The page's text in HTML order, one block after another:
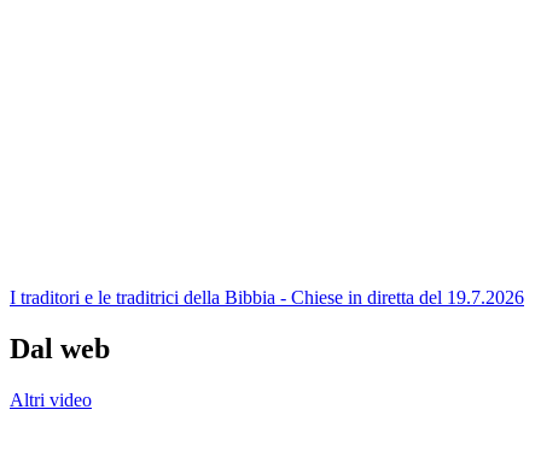
I traditori e le traditrici della Bibbia - Chiese in diretta del 19.7.2026
Dal web
Altri video